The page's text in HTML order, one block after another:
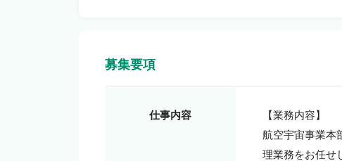
募集要項
仕事内容
【業務内容】
航空宇宙事業本
理業務をお任せ